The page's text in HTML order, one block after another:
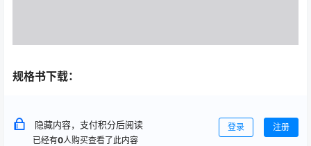
规格书下载：
隐藏内容，支付积分后阅读
已经有0人购买查看了此内容
登录 注册